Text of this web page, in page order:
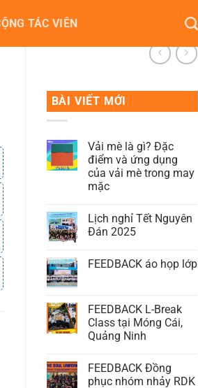
TÁC VIÊN
BÀI VIẾT MỚI
Vải mè là gì? Đặc
điểm và ứng dụng
của vải mè trong may
mặc
Lịch nghỉ Tết Nguyên
Đán 2025
FEEDBACK áo họp lớp
FEEDBACK L-Break
Class tại Móng Cái,
Quảng Ninh
FEEDBACK Đồng
phục nhóm nhảy RDK